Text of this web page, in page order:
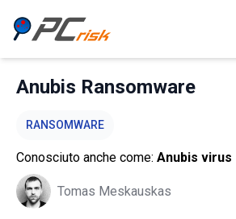
Anubis Ransomware
RANSOMWARE
Conosciuto anche come: Anubis virus
Tomas Meskauskas